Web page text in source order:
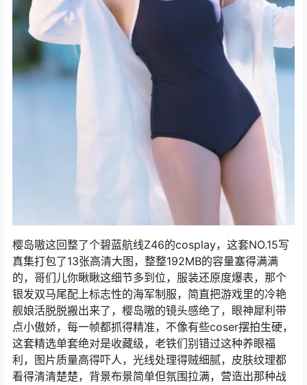
樱岛嗷这回整了个碧蓝航线Z46的cosplay，这套NO.15写
真集打包了13张高清大图，整整192MB的容量塞得满满
的，哥们儿你瞅瞅这细节多到位，服装还原度爆表，那个
银发双马尾配上标志性的海军制服，简直把游戏里的冷艳
舰娘活脱脱搬出来了，樱岛嗷的镜头感绝了，眼神犀利带
点小傲娇，每一帧都抓得精准，不像有些coser摆拍生硬，
这套精选单套绝对是收藏级，老铁们别错过这种养眼福
利，图片质量高得吓人，光线处理得贼细腻，皮肤纹理都
看得清清楚楚，背景布景简单但氛围拉满，营造出那种战